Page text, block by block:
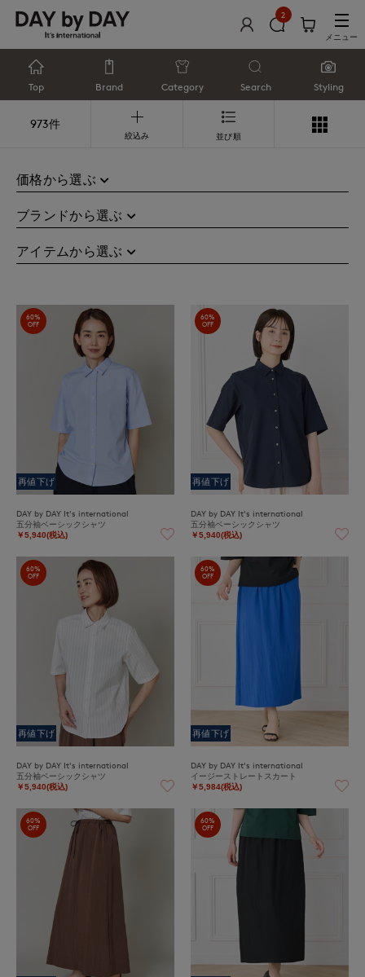
2
メニュー
Top Brand Category Search Styling
973件
絞込み 並び順
価格から選ぶ
ブランドから選ぶ
アイテムから選ぶ
60%
OFF
再値下げ
DAY by DAY It's international
五分袖ベーシックシャツ
￥5,940(税込)
60%
OFF
再値下げ
DAY by DAY It's international
五分袖ベーシックシャツ
￥5,940(税込)
60%
OFF
再値下げ
DAY by DAY It's international
五分袖ベーシックシャツ
￥5,940(税込)
60%
OFF
再値下げ
DAY by DAY It's international
イージーストレートスカート
￥5,984(税込)
60%
OFF
60%
OFF